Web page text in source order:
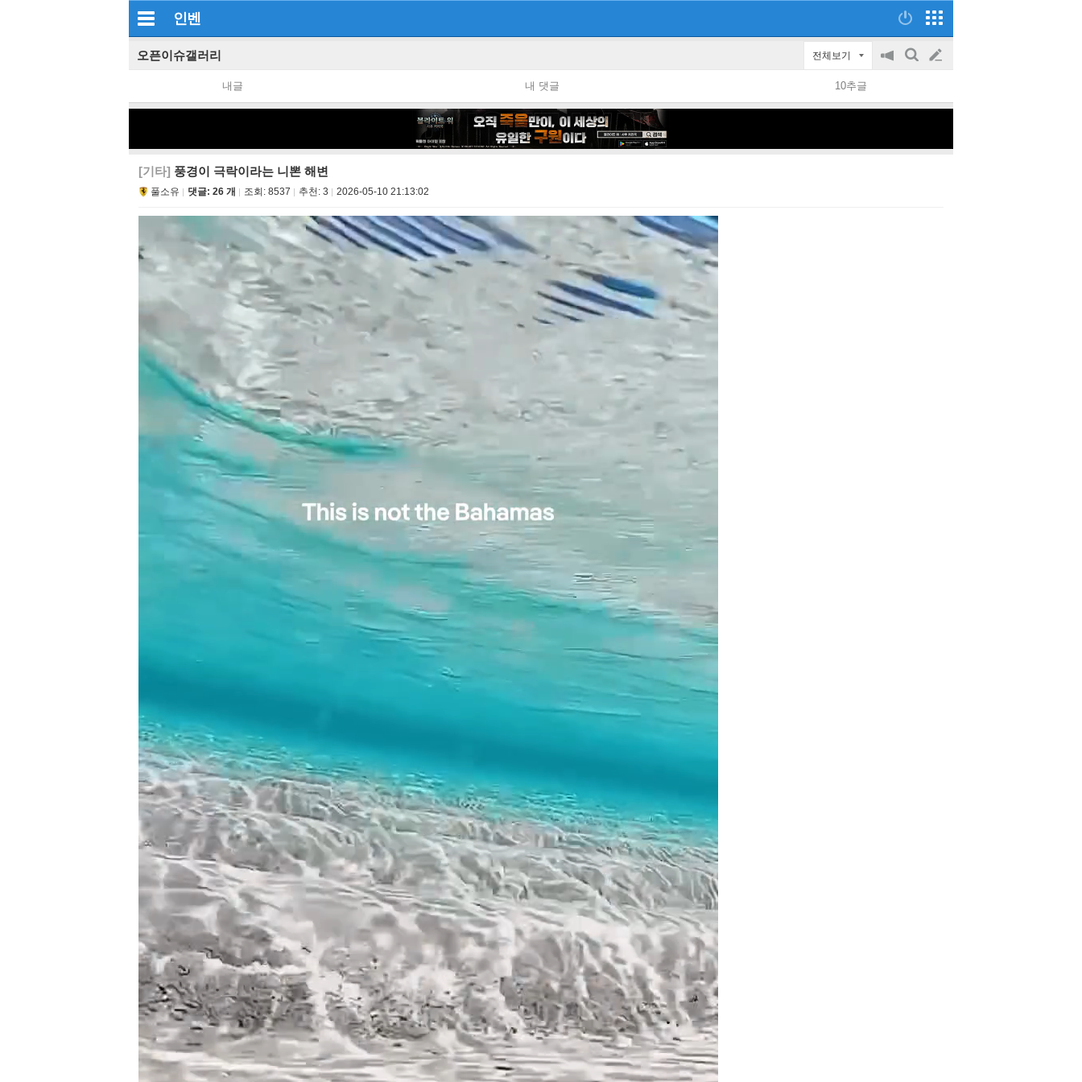
인벤
오픈이슈갤러리 전체보기
공
on/off
검
글
쓰
내글 내 댓글 10추글
[기타] 풍경이 극락이라는 니뽄 해변
풀소유 댓글: 26 개 조회: 8537 추천: 3 2026-05-10 21:13:02